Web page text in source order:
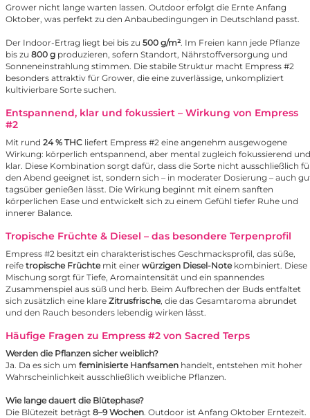
Grower nicht lange warten lassen. Outdoor erfolgt die Ernte Anfang
Oktober, was perfekt zu den Anbaubedingungen in Deutschland passt.
Der Indoor-Ertrag liegt bei bis zu 500 g/m². Im Freien kann jede Pflanze
bis zu 800 g produzieren, sofern Standort, Nährstoffversorgung und
Sonneneinstrahlung stimmen. Die stabile Struktur macht Empress #2
besonders attraktiv für Grower, die eine zuverlässige, unkompliziert
kultivierbare Sorte suchen.
Entspannend, klar und fokussiert – Wirkung von Empress
#2
Mit rund 24 % THC liefert Empress #2 eine angenehm ausgewogene
Wirkung: körperlich entspannend, aber mental zugleich fokussierend und
klar. Diese Kombination sorgt dafür, dass die Sorte nicht ausschließlich
den Abend geeignet ist, sondern sich – in moderater Dosierung – auch
tagsüber genießen lässt. Die Wirkung beginnt mit einem sanften
körperlichen Ease und entwickelt sich zu einem Gefühl tiefer Ruhe und
innerer Balance.
Tropische Früchte & Diesel – das besondere Terpenprofil
Empress #2 besitzt ein charakteristisches Geschmacksprofil, das süße,
reife tropische Früchtemit einer würzigen Diesel-Notekombiniert. Diese
Mischung sorgt für Tiefe, Aromaintensität und ein spannendes
Zusammenspiel aus süß und herb. Beim Aufbrechen der Buds entfaltet
sich zusätzlich eine klare Zitrusfrische, die das Gesamtaroma abrundet
und den Rauch besonders lebendig wirken lässt.
Häufige Fragen zu Empress #2 von Sacred Terps
Werden die Pflanzen sicher weiblich?
Ja. Da es sich um feminisierte Hanfsamen handelt, entstehen mit hoher
Wahrscheinlichkeit ausschließlich weibliche Pflanzen.
Wie lange dauert die Blütephase?
Die Blütezeit beträgt 8–9 Wochen. Outdoor ist Anfang Oktober Erntezeit.